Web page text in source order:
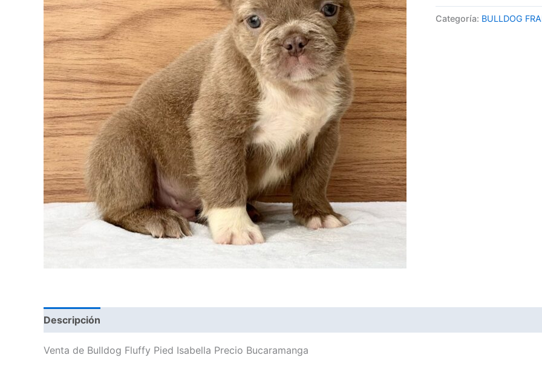
Categoría: BULLDOG
Descripción
Venta de Bulldog Fluffy Pied Isabella Precio Bucaramanga